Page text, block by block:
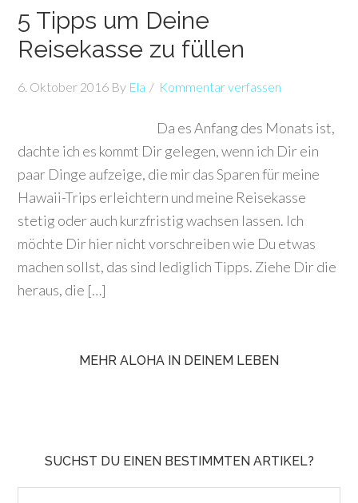
5 Tipps um Deine
Reisekasse zu füllen
6. Oktober 2016 By Ela Kommentar verfassen
Da es Anfang des Monats ist,
dachte ich es kommt Dir gelegen, wenn ich Dir ein
paar Dinge aufzeige, die mir das Sparen für meine
Hawaii-Trips erleichtern und meine Reisekasse
stetig oder auch kurzfristig wachsen lassen. Ich
möchte Dir hier nicht vorschreiben wie Du etwas
machen sollst, das sind lediglich Tipps. Ziehe Dir die
heraus, die […]
MEHR ALOHA IN DEINEM LEBEN
SUCHST DU EINEN BESTIMMTEN ARTIKEL?